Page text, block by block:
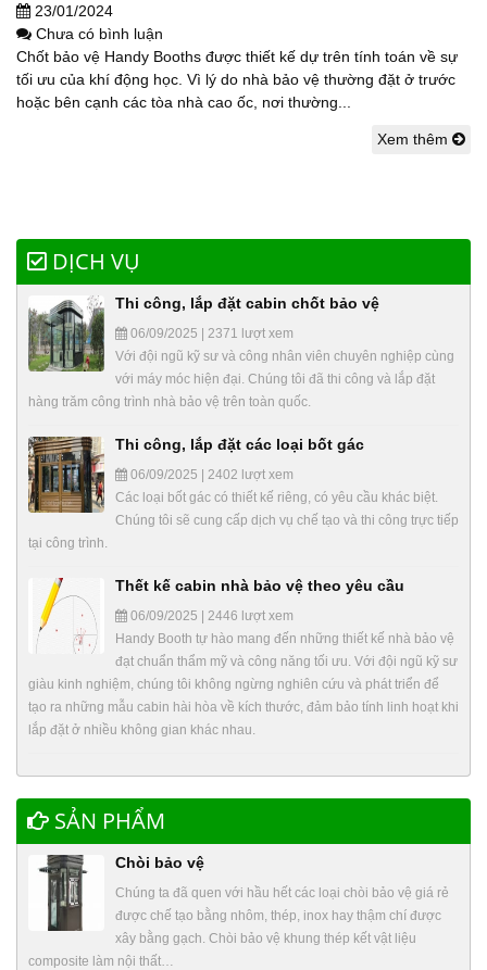
23/01/2024
Chưa có bình luận
Chốt bảo vệ Handy Booths được thiết kế dự trên tính toán về sự
tối ưu của khí động học. Vì lý do nhà bảo vệ thường đặt ở trước
hoặc bên cạnh các tòa nhà cao ốc, nơi thường...
Xem thêm
DỊCH VỤ
Thi công, lắp đặt cabin chốt bảo vệ
06/09/2025 | 2371 lượt xem
Với đội ngũ kỹ sư và công nhân viên chuyên nghiệp cùng
với máy móc hiện đại. Chúng tôi đã thi công và lắp đặt
hàng trăm công trình nhà bảo vệ trên toàn quốc.
Thi công, lắp đặt các loại bốt gác
06/09/2025 | 2402 lượt xem
Các loại bốt gác có thiết kế riêng, có yêu cầu khác biệt.
Chúng tôi sẽ cung cấp dịch vụ chế tạo và thi công trực tiếp
tại công trình.
Thết kế cabin nhà bảo vệ theo yêu cầu
06/09/2025 | 2446 lượt xem
Handy Booth tự hào mang đến những thiết kế nhà bảo vệ
đạt chuẩn thẩm mỹ và công năng tối ưu. Với đội ngũ kỹ sư
giàu kinh nghiệm, chúng tôi không ngừng nghiên cứu và phát triển để
tạo ra những mẫu cabin hài hòa về kích thước, đảm bảo tính linh hoạt khi
lắp đặt ở nhiều không gian khác nhau.
SẢN PHẨM
Chòi bảo vệ
Chúng ta đã quen với hầu hết các loại chòi bảo vệ giá rẻ
được chế tạo bằng nhôm, thép, inox hay thậm chí được
xây bằng gạch. Chòi bảo vệ khung thép kết vật liệu
composite làm nội thất…